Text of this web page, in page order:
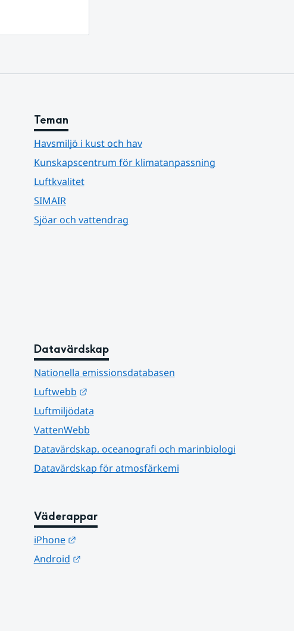
Teman
Havsmiljö i kust och hav
Kunskapscentrum för klimatanpassning
Luftkvalitet
SIMAIR
Sjöar och vattendrag
Datavärdskap
Nationella emissionsdatabasen
Luftwebb
Länk till annan webbplats.
Luftmiljödata
VattenWebb
Datavärdskap, oceanografi och marinbiologi
Datavärdskap för atmosfärkemi
Väderappar
iPhone
Länk till annan webbplats.
Android
Länk till annan webbplats.